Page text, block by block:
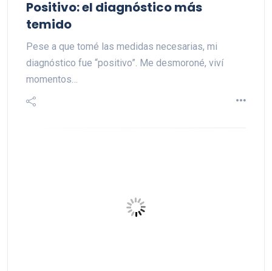
Positivo: el diagnóstico más
temido
Pese a que tomé las medidas necesarias, mi
diagnóstico fue “positivo”. Me desmoroné, viví
momentos…